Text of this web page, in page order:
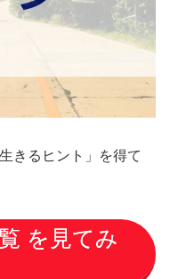
きるヒント」を得て
を見てみ